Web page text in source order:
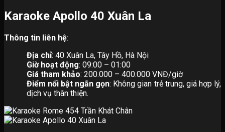
Karaoke Apollo 40 Xuân La
Thông tin liên hệ:
Địa chỉ: 40 Xuân La, Tây Hồ, Hà Nội
Giờ hoạt động: 09:00 – 01:00
Giá tham khảo: 200.000 – 400.000 VNĐ/giờ
Điểm nổi bật ngắn gọn: Không gian trẻ trung, giá hợp lý,
dịch vụ thân thiện.